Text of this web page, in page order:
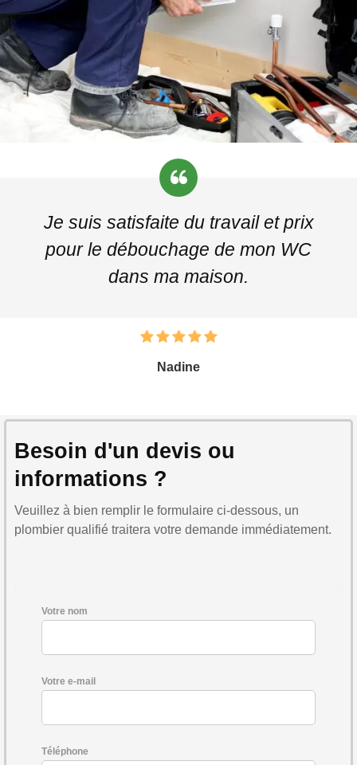
Je suis satisfaite du travail et prix
pour le débouchage de mon WC
dans ma maison.
Nadine
Besoin d'un devis ou
informations ?
Veuillez à bien remplir le formulaire ci-dessous, un
plombier qualifié traitera votre demande immédiatement.
Votre nom
Votre e-mail
Téléphone